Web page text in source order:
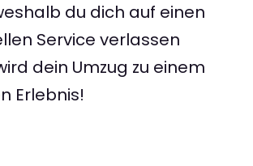
du dich auf einen
Service verlassen
dein Umzug zu einem
Erlebnis!